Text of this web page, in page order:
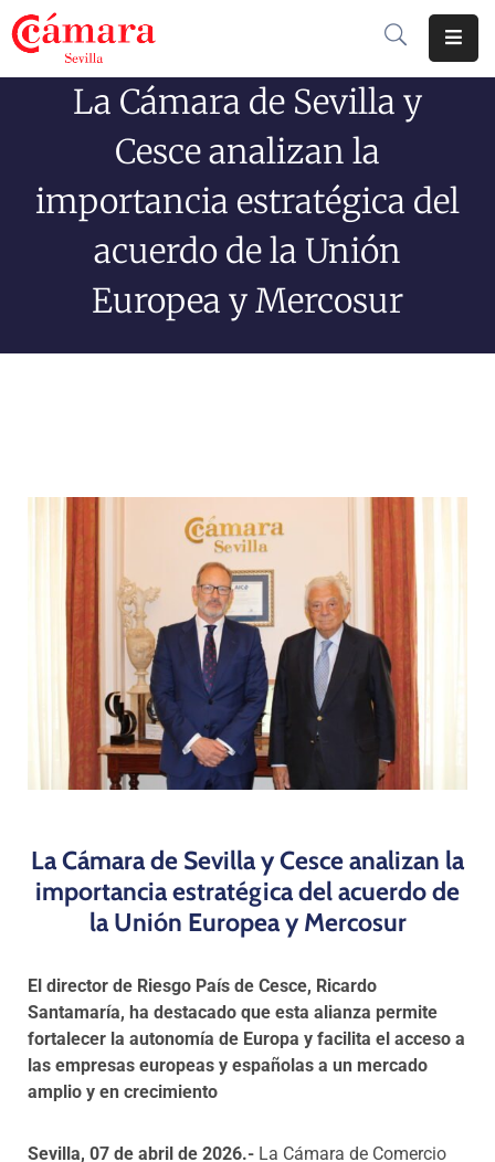
Cámara
Soluciones
La Cámara de Sevilla y
Cesce analizan la
importancia estratégica del
acuerdo de la Unión
Europea y Mercosur
La Cámara de Sevilla y Cesce analizan la
importancia estratégica del acuerdo de
la Unión Europea y Mercosur
El director de Riesgo País de Cesce, Ricardo
Santamaría, ha destacado que esta alianza permite
fortalecer la autonomía de Europa y facilita el acceso a
las empresas europeas y españolas a un mercado
amplio y en crecimiento
Sevilla, 07 de abril de 2026.- La Cámara de Comercio